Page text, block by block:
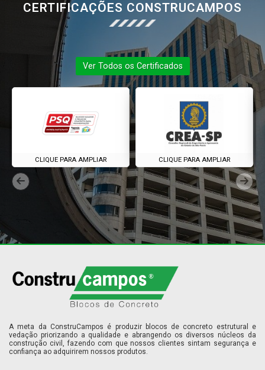
CERTIFICAÇÕES CONSTRUCAMPOS
Ver Todos os Certificados
CLIQUE PARA AMPLIAR CLIQUE PARA AMPLIAR
A meta da ConstruCampos é produzir blocos de concreto estrutural e
vedação priorizando a qualidade e abrangendo os diversos núcleos da
construção civil, fazendo com que nossos clientes sintam segurança e
confiança ao adquirirem nossos produtos.